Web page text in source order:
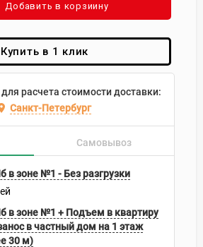
Добавить в корзиину
Купить в 1 клик
расчета стоимости доставки:
Санкт-Петербург
Самовывоз
в зоне №1 - Без разгрузки
в зоне №1 + Подъем в квартиру
в частный дом на 1 этаж
30 м)